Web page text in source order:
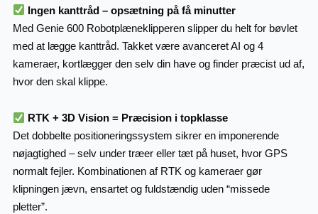
Ingen kanttråd – opsætning på få minutter
Med Genie 600 Robotplæneklipperen slipper du helt for bøvlet
med at lægge kanttråd. Takket være avanceret AI og 4
kameraer, kortlægger den selv din have og finder præcist ud af,
hvor den skal klippe.
RTK + 3D Vision = Præcision i topklasse
Det dobbelte positioneringssystem sikrer en imponerende
nøjagtighed – selv under træer eller tæt på huset, hvor GPS
normalt fejler. Kombinationen af RTK og kameraer gør
klipningen jævn, ensartet og fuldstændig uden “missede
pletter”.